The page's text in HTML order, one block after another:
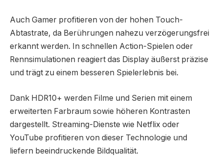
Auch Gamer profitieren von der hohen Touch-
Abtastrate, da Berührungen nahezu verzögerungsfrei
erkannt werden. In schnellen Action-Spielen oder
Rennsimulationen reagiert das Display äußerst präzise
und trägt zu einem besseren Spielerlebnis bei.
Dank HDR10+ werden Filme und Serien mit einem
erweiterten Farbraum sowie höheren Kontrasten
dargestellt. Streaming-Dienste wie Netflix oder
YouTube profitieren von dieser Technologie und
liefern beeindruckende Bildqualität.